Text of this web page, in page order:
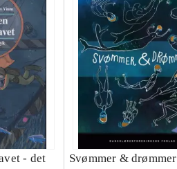
- det
Svømmer & drømmer